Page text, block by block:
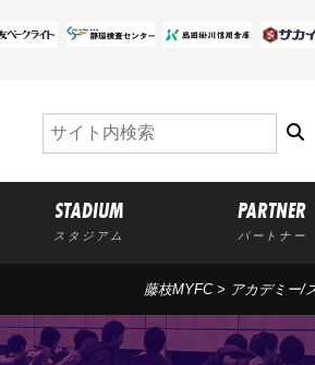
STADIUM
スタジアム
PARTNER
パートナー
藤枝MYFC> アカデミー/